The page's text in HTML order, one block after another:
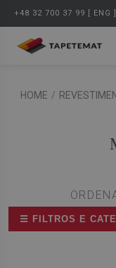
+48 32 700 37 99 [ ENG ]
HOME /
☰ FILTROS E